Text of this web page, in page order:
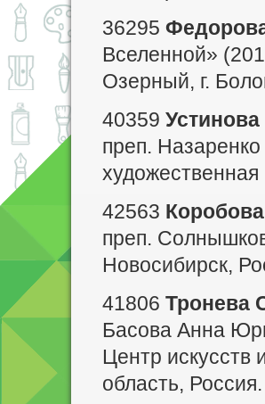
36295
Вселенной»
Озерный, г.
40359
преп.
художественная
42563
преп.
Новосибирск,
41806 Тронева
Басова Анна
Центр искусств
область, Россия.